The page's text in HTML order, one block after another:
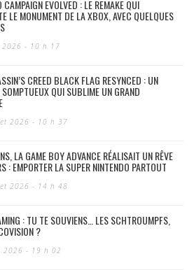
CAMPAIGN EVOLVED : LE REMAKE QUI
LE MONUMENT DE LA XBOX, AVEC QUELQUES
- 10 h 17
CREED BLACK FLAG RESYNCED : UN
SOMPTUEUX QUI SUBLIME UN GRAND
2026 - 10 h 37
LA GAME BOY ADVANCE RÉALISAIT UN RÊVE
: EMPORTER LA SUPER NINTENDO PARTOUT
2026 - 14 h 48
: TU TE SOUVIENS… LES SCHTROUMPFS,
?
2026 - 19 h 02